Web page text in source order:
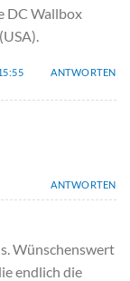
DC Wallbox
ANTWORTEN
ANTWORTEN
Wünschenswert
endlich die